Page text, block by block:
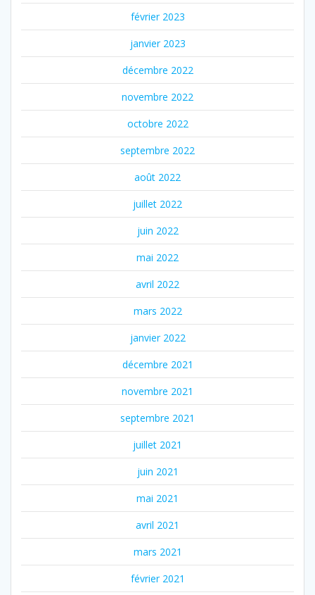
février 2023
janvier 2023
décembre 2022
novembre 2022
octobre 2022
septembre 2022
août 2022
juillet 2022
juin 2022
mai 2022
avril 2022
mars 2022
janvier 2022
décembre 2021
novembre 2021
septembre 2021
juillet 2021
juin 2021
mai 2021
avril 2021
mars 2021
février 2021